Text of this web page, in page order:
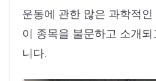
운동에 관한 많은 과학적
이 종목을 불문하고 소개
니다.